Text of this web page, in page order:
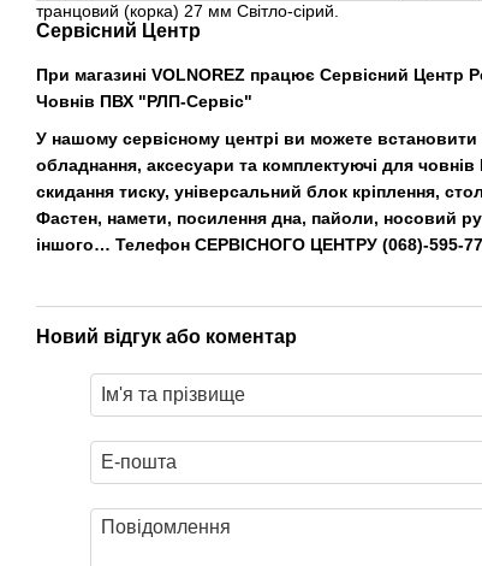
транцовий (корка) 27 мм Світло-сірий.
Сервісний Центр
При магазині VOLNOREZ працює Сервісний Центр
Човнів ПВХ "РЛП-Сервіс"
У нашому сервісному центрі ви можете встановити
обладнання, аксесуари та комплектуючі для
скидання тиску, універсальний блок кріплення,
Фастен, намети, посилення дна, пайоли, носовий
іншого… Телефон СЕРВІСНОГО ЦЕНТРУ (068)-595-
Новий відгук або коментар